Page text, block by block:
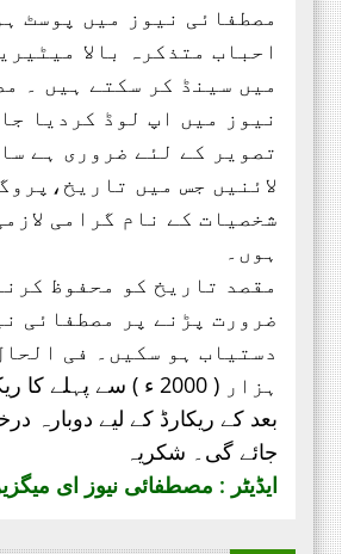
مصطفائی نیوز میں پوسٹ
احباب متذکرہ بالا
میں سینڈ کر سکتے ہیں ۔
نیوز میں اپ لوڈ کردیا
تصویر کے لئے ضروری ہے
لائنیں جس میں
شخصیات کے نام گرامی
ہوں۔
مقصد تاریخ کو محفوظ
ضرورت پڑنے پر مصطفائی
دستیاب ہو سکیں۔ فی
ہزار ( 2000 ء ) سے پہلے کا ریکارڈ،
بعد کے ریکارڈ کے لیے دوبارہ
جائے گی۔ شکریہ
ایڈیٹر : مصطفائی نیوز ای